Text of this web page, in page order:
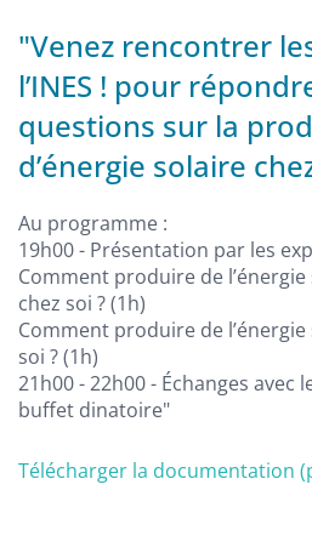
"Venez rencontrer
l’INES ! pour
questions sur la
d’énergie solaire
Au programme :
19h00 - Présentation par les
Comment produire de
chez soi ? (1h)
Comment produire de
soi ? (1h)
21h00 - 22h00 - Échanges avec
buffet dinatoire"
Télécharger la documentation